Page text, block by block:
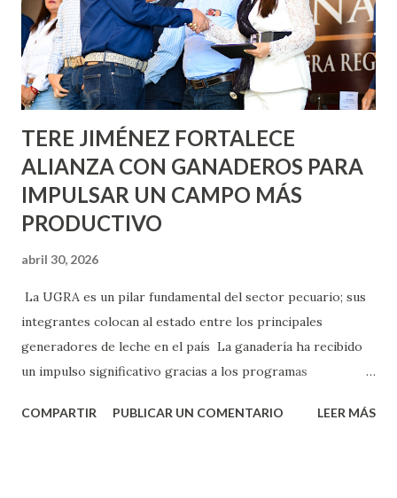
llevará este programa a Villas de Nuestra Señora de la
Asunción, Avenida Alameda y Decreto 27 de Septiembre, en
los edificios FOVISSSTE Ojo de Agua, en la comunidad
Norias de Paso Hondo y en los edificios de...
TERE JIMÉNEZ FORTALECE
ALIANZA CON GANADEROS PARA
IMPULSAR UN CAMPO MÁS
PRODUCTIVO
abril 30, 2026
La UGRA es un pilar fundamental del sector pecuario; sus
integrantes colocan al estado entre los principales
generadores de leche en el país La ganadería ha recibido
un impulso significativo gracias a los programas
muestra de su respaldo firme y decidido al campo, la
COMPARTIR PUBLICAR UN COMENTARIO LEER MÁS